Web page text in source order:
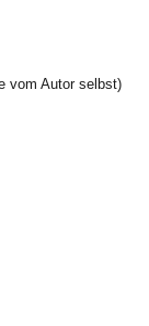
vom Autor selbst)